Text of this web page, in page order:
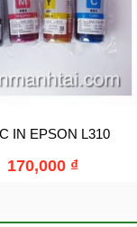
IN EPSON L310
170,000 ₫